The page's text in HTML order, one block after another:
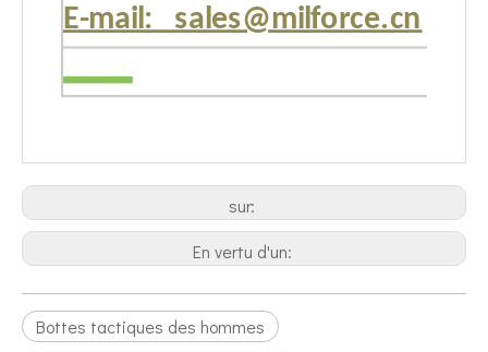
E-mail: sales@milforce.cn
sur:
En vertu d'un:
Bottes tactiques des hommes